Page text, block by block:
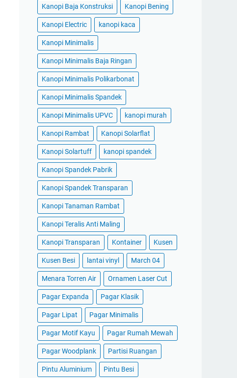
Kanopi Baja Konstruksi Kanopi Bening
Kanopi Electric kanopi kaca
Kanopi Minimalis
Kanopi Minimalis Baja Ringan
Kanopi Minimalis Polikarbonat
Kanopi Minimalis Spandek
Kanopi Minimalis UPVC kanopi murah
Kanopi Rambat Kanopi Solarflat
Kanopi Solartuff kanopi spandek
Kanopi Spandek Pabrik
Kanopi Spandek Transparan
Kanopi Tanaman Rambat
Kanopi Teralis Anti Maling
Kanopi Transparan Kontainer Kusen
Kusen Besi lantai vinyl March 04
Menara Torren Air Ornamen Laser Cut
Pagar Expanda Pagar Klasik
Pagar Lipat Pagar Minimalis
Pagar Motif Kayu Pagar Rumah Mewah
Pagar Woodplank Partisi Ruangan
Pintu Aluminium Pintu Besi